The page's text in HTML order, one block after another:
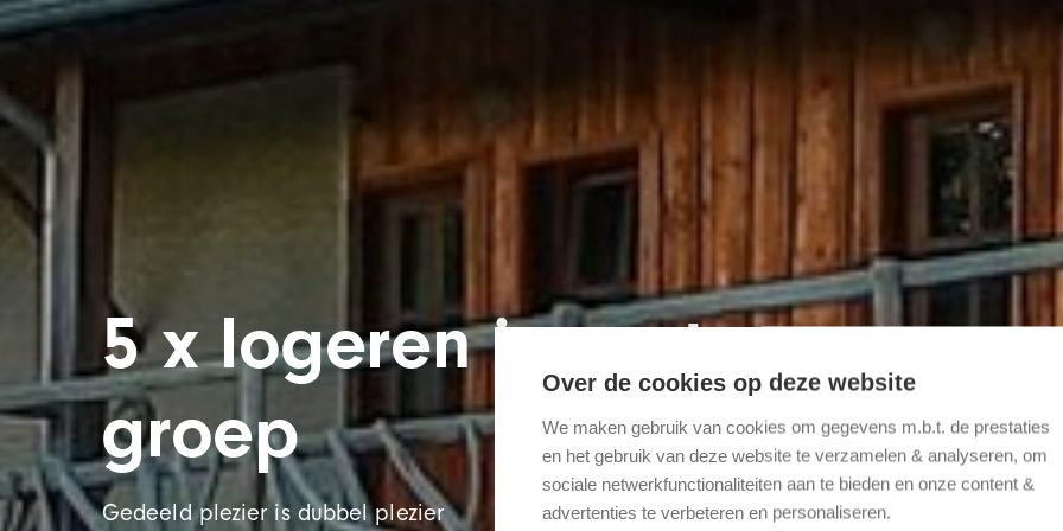
5 x logeren in grote
groep
Gedeeld plezier is dubbel plezier
Over de cookies op deze website
We maken gebruik van cookies om gegevens m.b.t. de prestaties
en het gebruik van deze website te verzamelen & analyseren, om
sociale netwerkfunctionaliteiten aan te bieden en onze content &
advertenties te verbeteren en personaliseren.